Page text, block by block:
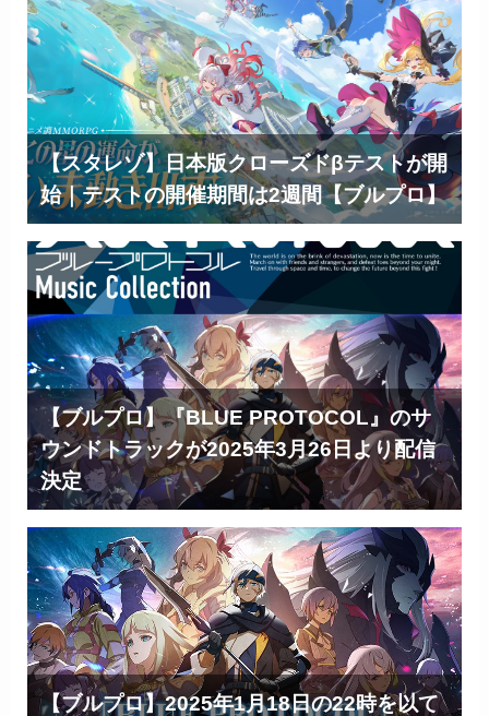
【スタレゾ】日本版クローズドβテストが開
始｜テストの開催期間は2週間【ブルプロ】
【ブルプロ】『BLUE PROTOCOL』のサ
ウンドトラックが2025年3月26日より配信
決定
【ブルプロ】2025年1月18日の22時を以て